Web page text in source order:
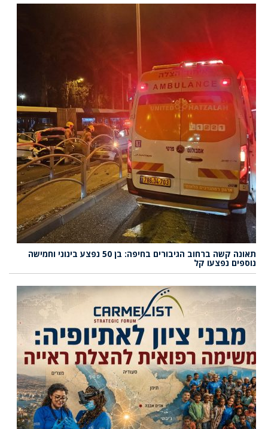
תאונה קשה ברחוב הגיבורים בחיפה: בן 50 נפצע בינוני וחמישה
נוספים נפצעו קל